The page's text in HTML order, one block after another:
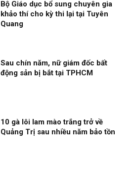
Bộ Giáo dục bổ sung chuyên gia
khảo thí cho kỳ thi lại tại Tuyên
Quang
Sau chín năm, nữ giám đốc bất
động sản bị bắt tại TPHCM
10 gà lôi lam mào trắng trở về
Quảng Trị sau nhiều năm bảo tồn